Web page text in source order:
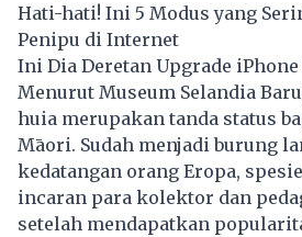
Hati-hati! Ini 5 Modus yang
Penipu di Internet
Ini Dia Deretan Upgrade
Menurut Museum Selandia
huia merupakan tanda status
Māori. Sudah menjadi burung
kedatangan orang Eropa,
incaran para kolektor dan
setelah mendapatkan